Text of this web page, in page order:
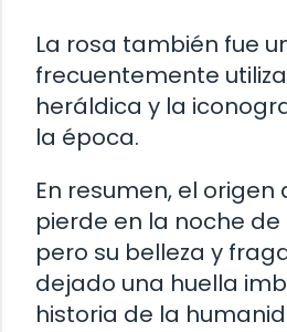
La rosa también fue
frecuentemente
heráldica y la
la época.
En resumen, el origen
pierde en la noche
pero su belleza y
dejado una huella
historia de la